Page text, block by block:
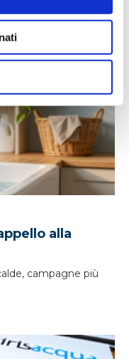
alla
campagne più